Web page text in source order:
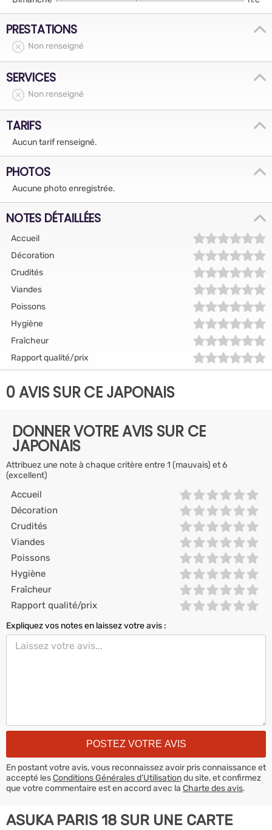
PRESTATIONS
Non renseigné
SERVICES
Non renseigné
TARIFS
Aucun tarif renseigné.
PHOTOS
Aucune photo enregistrée.
NOTES DÉTAILLÉES
Accueil
Décoration
Crudités
Viandes
Poissons
Hygiène
Fraîcheur
Rapport qualité/prix
0 AVIS SUR CE JAPONAIS
DONNER VOTRE AVIS SUR CE
JAPONAIS
Attribuez une note à chaque critère entre 1 (mauvais) et 6
(excellent)
Accueil
Décoration
Crudités
Viandes
Poissons
Hygiène
Fraîcheur
Rapport qualité/prix
Expliquez vos notes en laissez votre avis :
En postant votre avis, vous reconnaissez avoir pris connaissance et
accepté lesConditions Générales d’Utilisationdu site, et confirmez
que votre commentaire est en accord avec la Charte des avis.
ASUKA PARIS 18 SUR UNE CARTE